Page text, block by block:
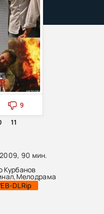
90 мин.
Курбанов
, Мелодрама
DLRip
9
11